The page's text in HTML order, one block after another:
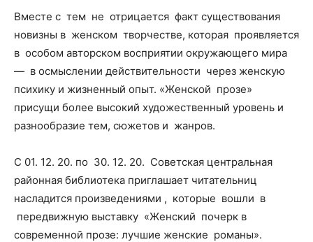
Вместе с тем не отрицается факт существования
новизны в женском творчестве, которая проявляется
в особом авторском восприятии окружающего мира
— в осмыслении действительности через женскую
психику и жизненный опыт. «Женской прозе»
присущи более высокий художественный уровень и
разнообразие тем, сюжетов и жанров.
С 01. 12. 20. по 30. 12. 20. Советская центральная
районная библиотека приглашает читательниц
насладится произведениями , которые вошли в
передвижную выставку «Женский почерк в
современной прозе: лучшие женские романы».